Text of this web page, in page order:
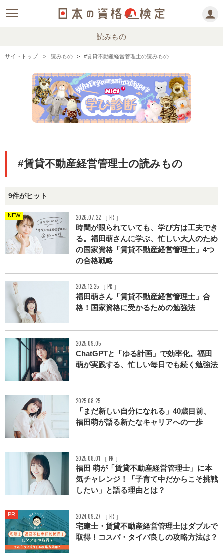
読みもの
サイトトップ 読みもの #賃貸不動産経営管理士の読みもの
#賃貸不動産経営管理士の読みもの
9件がヒット
NEW 2026.07.22 ［ PR ］
時間が限られていても、学び方は工夫でき
る。福田萌さんに学ぶ、忙しい大人のため
の国家資格「賃貸不動産経営管理士」4つ
の合格戦略
2025.12.25 ［ PR ］
福田萌さん「賃貸不動産経営管理士」合
格！国家資格に受かるための勉強法
2025.09.05
ChatGPTと「ゆる計画」で効率化。福田
萌が実践する、忙しい毎日でも続く勉強法
2025.08.25
「まだ新しい自分になれる」40歳目前、
福田萌が語る新たなキャリアへの一歩
2025.08.01 ［ PR ］
福田 萌が「賃貸不動産経営管理士」に本
気チャレンジ！「子育て中だからこそ挑戦
したい」と語る理由とは？
PR 2024.09.27 ［ PR ］
宅建士・賃貸不動産経営管理士はダブルで
取得！コスパ・タイパ良しの攻略方法は？